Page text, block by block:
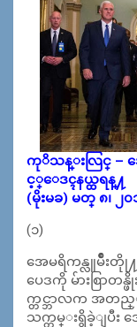
ကုိသန္းလြင္ – အ
င့္ေဒၚနယ္ထရန္႔
(မိုးမခ) မတ္ ၈၊ ၂၀
(၁)
အေမရိကန္လူမ်ိဳး
ပေဒကို မ်ားစြာတန္
က္တင္ဘာလက အတည္
သက္တမ္းရွိခဲ့ျပီး